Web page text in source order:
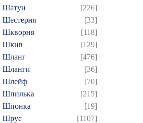
Шатун
[226]
Шестерня
[33]
Шкворня
[118]
Шкив
[129]
Шланг
[476]
Шланги
[36]
Шлейф
[70]
Шпилька
[215]
Шпонка
[19]
Шрус
[1107]